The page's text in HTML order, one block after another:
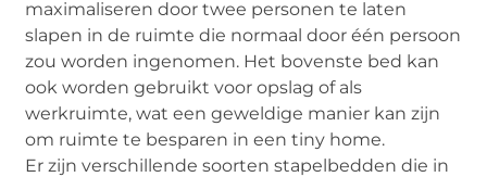
maximaliseren door twee personen te laten
slapen in de ruimte die normaal door één persoon
zou worden ingenomen. Het bovenste bed kan
ook worden gebruikt voor opslag of als
werkruimte, wat een geweldige manier kan zijn
om ruimte te besparen in een tiny home.
Er zijn verschillende soorten stapelbedden die in